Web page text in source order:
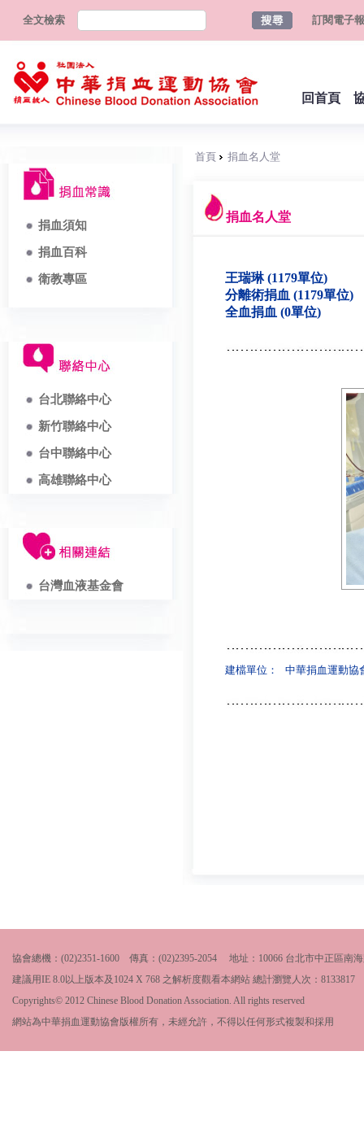
全文檢索 訂閱電子報
回首頁
捐血須知
捐血百科
衛教專區
台北聯絡中心
新竹聯絡中心
台中聯絡中心
高雄聯絡中心
台灣血液基金會
首頁 捐血名人堂
捐血名人堂
王瑞琳 (1179單位)
分離術捐血 (1179單位)
全血捐血 (0單位)
建檔單位： 中華捐血運動協
協會總機：(02)2351-1600 傳真：(02)2395-2054 地址：10066 台北市中正區南
建議用IE 8.0以上版本及1024 X 768 之解析度觀看本網站 總計瀏覽人次： 8133817
Copyrights© 2012 Chinese Blood Donation Association. All rights reserved
網站為中華捐血運動協會版權所有，未經允許，不得以任何形式複製和採用